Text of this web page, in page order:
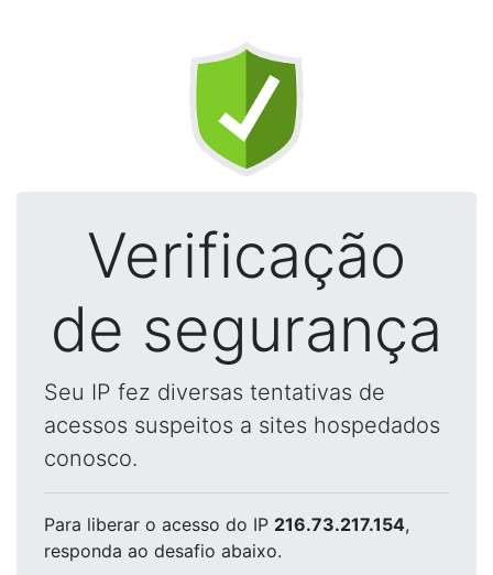
Verificação
de segurança
Seu IP fez diversas tentativas de
acessos suspeitos a sites hospedados
conosco.
Para liberar o acesso do IP 216.73.217.154,
responda ao desafio abaixo.